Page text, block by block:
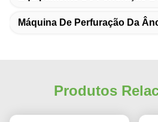
Máquina De Perfuração Da
Produtos